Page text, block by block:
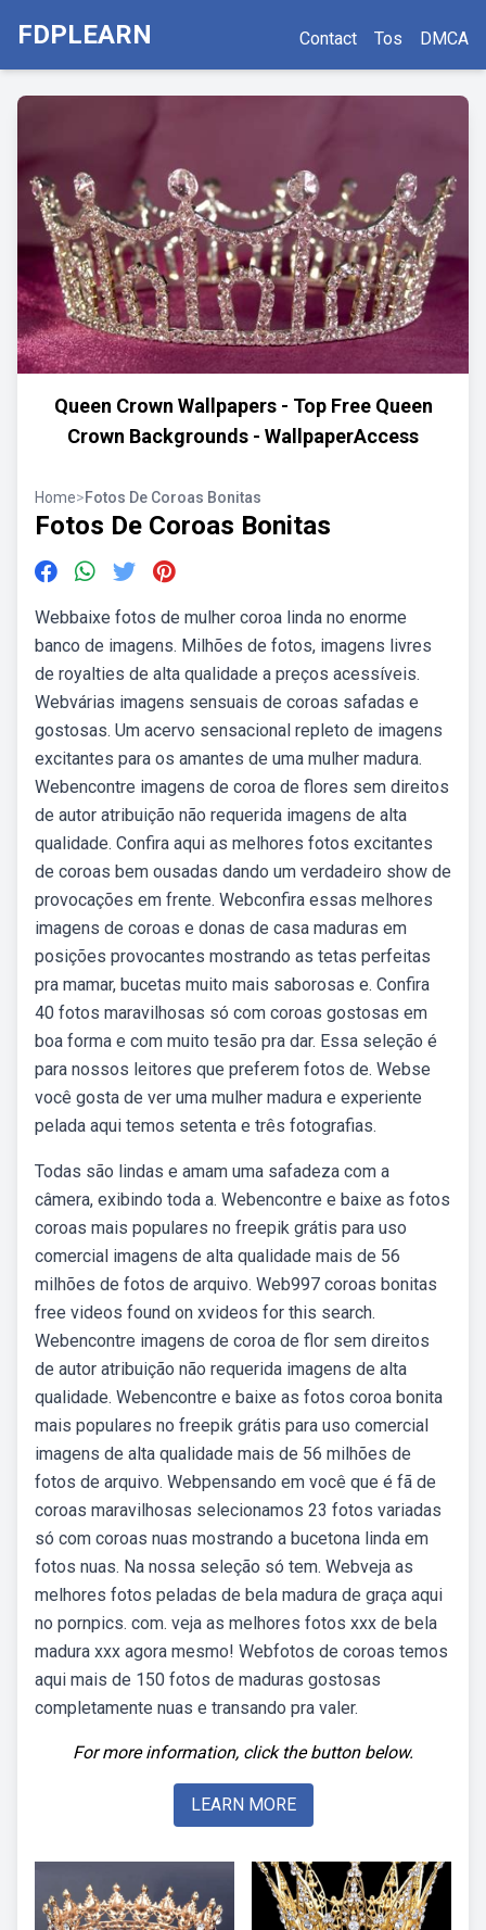
FDPLEARN Contact Tos DMCA
Queen Crown Wallpapers - Top Free Queen
Crown Backgrounds - WallpaperAccess
Home>Fotos De Coroas Bonitas
Fotos De Coroas Bonitas
Webbaixe fotos de mulher coroa linda no enorme
banco de imagens. Milhões de fotos, imagens livres
de royalties de alta qualidade a preços acessíveis.
Webvárias imagens sensuais de coroas safadas e
gostosas. Um acervo sensacional repleto de imagens
excitantes para os amantes de uma mulher madura.
Webencontre imagens de coroa de flores sem direitos
de autor atribuição não requerida imagens de alta
qualidade. Confira aqui as melhores fotos excitantes
de coroas bem ousadas dando um verdadeiro show de
provocações em frente. Webconfira essas melhores
imagens de coroas e donas de casa maduras em
posições provocantes mostrando as tetas perfeitas
pra mamar, bucetas muito mais saborosas e. Confira
40 fotos maravilhosas só com coroas gostosas em
boa forma e com muito tesão pra dar. Essa seleção é
para nossos leitores que preferem fotos de. Webse
você gosta de ver uma mulher madura e experiente
pelada aqui temos setenta e três fotografias.
Todas são lindas e amam uma safadeza com a
câmera, exibindo toda a. Webencontre e baixe as fotos
coroas mais populares no freepik grátis para uso
comercial imagens de alta qualidade mais de 56
milhões de fotos de arquivo. Web997 coroas bonitas
free videos found on xvideos for this search.
Webencontre imagens de coroa de flor sem direitos
de autor atribuição não requerida imagens de alta
qualidade. Webencontre e baixe as fotos coroa bonita
mais populares no freepik grátis para uso comercial
imagens de alta qualidade mais de 56 milhões de
fotos de arquivo. Webpensando em você que é fã de
coroas maravilhosas selecionamos 23 fotos variadas
só com coroas nuas mostrando a bucetona linda em
fotos nuas. Na nossa seleção só tem. Webveja as
melhores fotos peladas de bela madura de graça aqui
no pornpics. com. ️veja as melhores fotos xxx de bela
madura xxx agora mesmo! Webfotos de coroas temos
aqui mais de 150 fotos de maduras gostosas
completamente nuas e transando pra valer.
For more information, click the button below.
LEARN MORE